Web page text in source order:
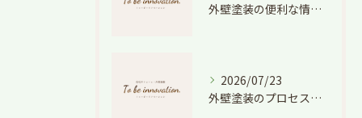
外壁塗装の便利な情報と失敗しない色や費用判断のコツを徹底解説
2026/07/23
外壁塗装のプロセスを愛知県でスムーズに進めるための工程と費用徹底解説